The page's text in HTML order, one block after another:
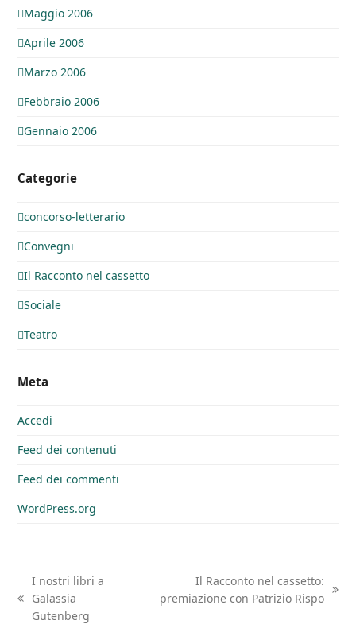
Maggio 2006
Aprile 2006
Marzo 2006
Febbraio 2006
Gennaio 2006
Categorie
concorso-letterario
Convegni
Il Racconto nel cassetto
Sociale
Teatro
Meta
Accedi
Feed dei contenuti
Feed dei commenti
WordPress.org
post
precedente:
I nostri libri a
Galassia
Gutenberg
articolo
Il Racconto nel cassetto:
premiazione con Patrizio Rispo